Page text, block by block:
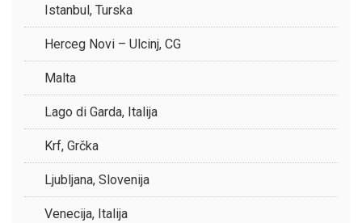
Istanbul, Turska
Herceg Novi – Ulcinj, CG
Malta
Lago di Garda, Italija
Krf, Grčka
Ljubljana, Slovenija
Venecija, Italija